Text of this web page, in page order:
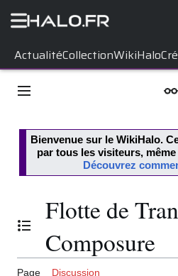
ActualitéCollectionWikiHalo
contenu
Menu principal
Bienvenue sur le WikiHalo.
par tous les visiteurs,
Découvrez
Basculer la table des matières
Flotte de
Composure
Page Discussion